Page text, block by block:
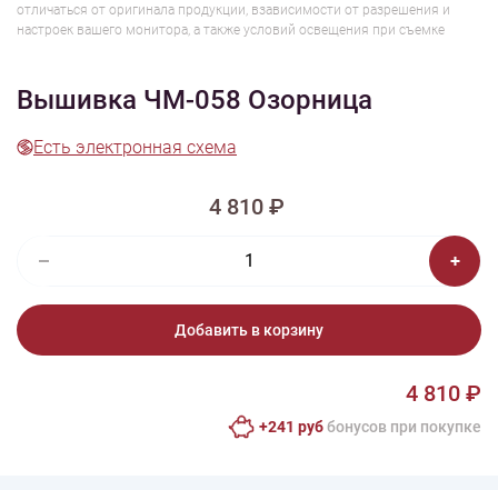
отличаться от оригинала продукции, взависимости от разрешения и
настроек вашего монитора, а также условий освещения при съемке
Вышивка ЧМ-058 Озорница
Есть электронная схема
4 810 ₽
Добавить в корзину
4 810 ₽
+241 руббонусов при покупке